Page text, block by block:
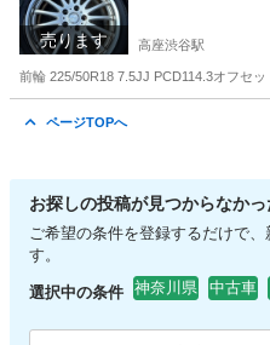
売ります 高座渋谷駅
前輪 225/50R18 7.5JJ PCD114.3オフセ
ページTOPへ
お探しの投稿が見つからなか
ご希望の条件を登録するだけで
す。
選択中の条件 神奈川県 中古車